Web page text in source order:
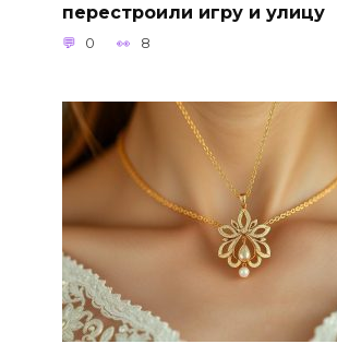
перестроили игру и улицу
0 8